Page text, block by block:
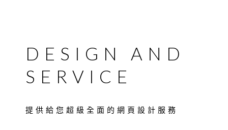
DESIGN AND
SERVICE
提供給您超級全面的網頁設計服務